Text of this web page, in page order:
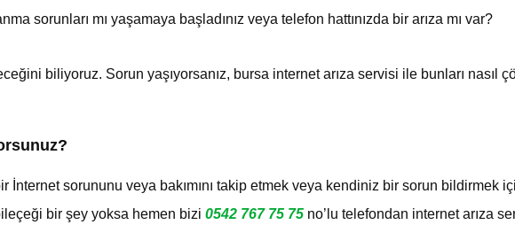
sorunları mı yaşamaya başladınız veya telefon hattınızda bir arıza mı var?
biliyoruz. Sorun yaşıyorsanız, bursa internet arıza servisi ile bunları nasıl
İnternet sorununu veya bakımını takip etmek veya kendiniz bir sorun bildirmek
bir şey yoksa hemen bizi 0542 767 75 75 no’lu telefondan internet arıza